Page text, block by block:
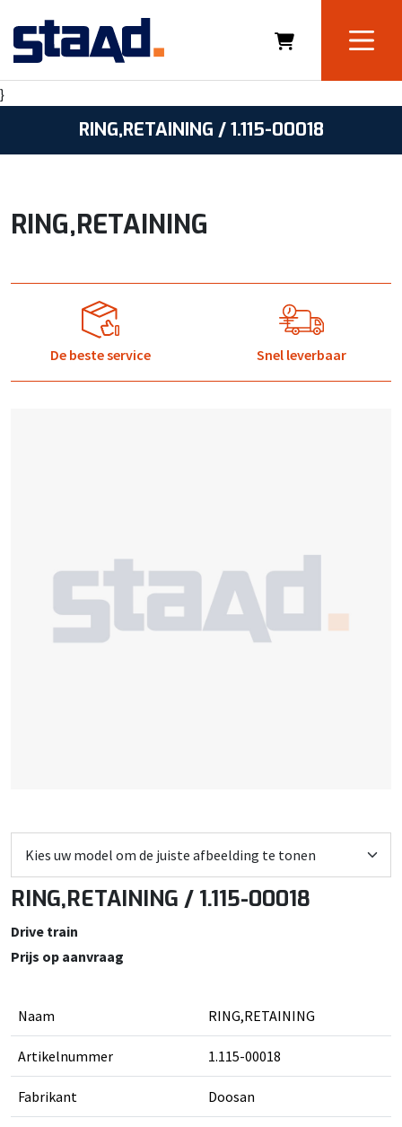
}
RING,RETAINING / 1.115-00018
RING,RETAINING
De beste service Snel leverbaar
RING,RETAINING / 1.115-00018
Drive train
Prijs op aanvraag
Naam RING,RETAINING
Artikelnummer 1.115-00018
Fabrikant Doosan